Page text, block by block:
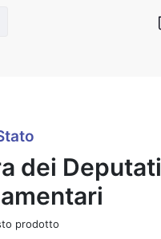
dei Deputati
prodotto